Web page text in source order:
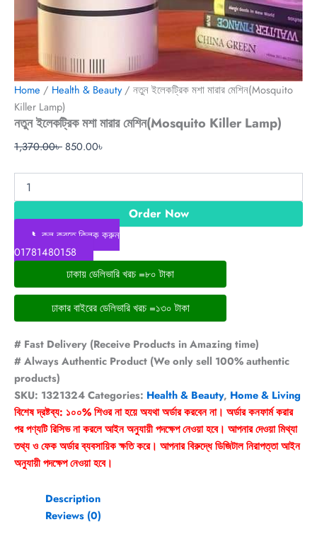
Home / Health & Beauty/ নতুন ইলেকট্রিক মশা মারার মেশিন(Mosquito
Killer Lamp)
নতুন ইলেকট্রিক মশা মারার মেশিন(Mosquito Killer Lamp)
1,370.00৳850.00৳
Order Now
📞কল করতে ক্লিক করুন
01781480158
ঢাকায় ডেলিভারি খরচ =৮০ টাকা
ঢাকার বাইরের ডেলিভারি খরচ =১৩০ টাকা
# Fast Delivery (Receive Products in Amazing time)
# Always Authentic Product (We only sell 100% authentic
products)
SKU: 1321324Categories: Health & Beauty, Home & Living
বিশেষ দ্রষ্টব্য: ১০০% শিওর না হয়ে অযথা অর্ডার করবেন না। অর্ডার কনফার্ম করার
পর পণ্যটি রিসিভ না করলে আইন অনুযায়ী পদক্ষেপ নেওয়া হবে। আপনার দেওয়া মিথ্যা
তথ্য ও ফেক অর্ডার ব্যবসায়িক ক্ষতি করে। আপনার বিরুদ্ধে ডিজিটাল নিরাপত্তা আইন
অনুযায়ী পদক্ষেপ নেওয়া হবে।
Description
Reviews (0)